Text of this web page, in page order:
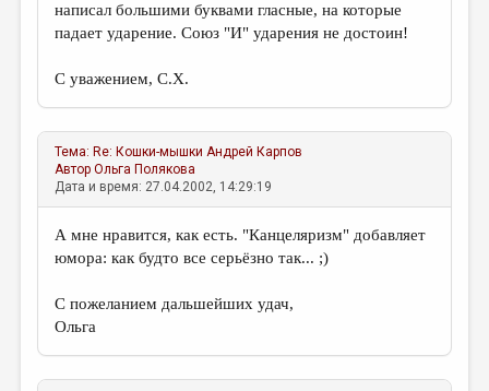
написал большими буквами гласные, на которые
падает ударение. Союз "И" ударения не достоин!
С уважением, С.Х.
Тема: Re: Кошки-мышки Андрей Карпов
АвторОльга Полякова
Дата и время: 27.04.2002, 14:29:19
А мне нравится, как есть. "Канцеляризм" добавляет
юмора: как будто все серьёзно так... ;)
С пожеланием дальшейших удач,
Ольга